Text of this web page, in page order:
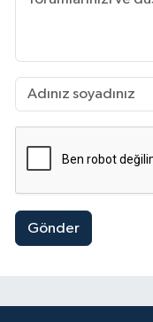
Gönder